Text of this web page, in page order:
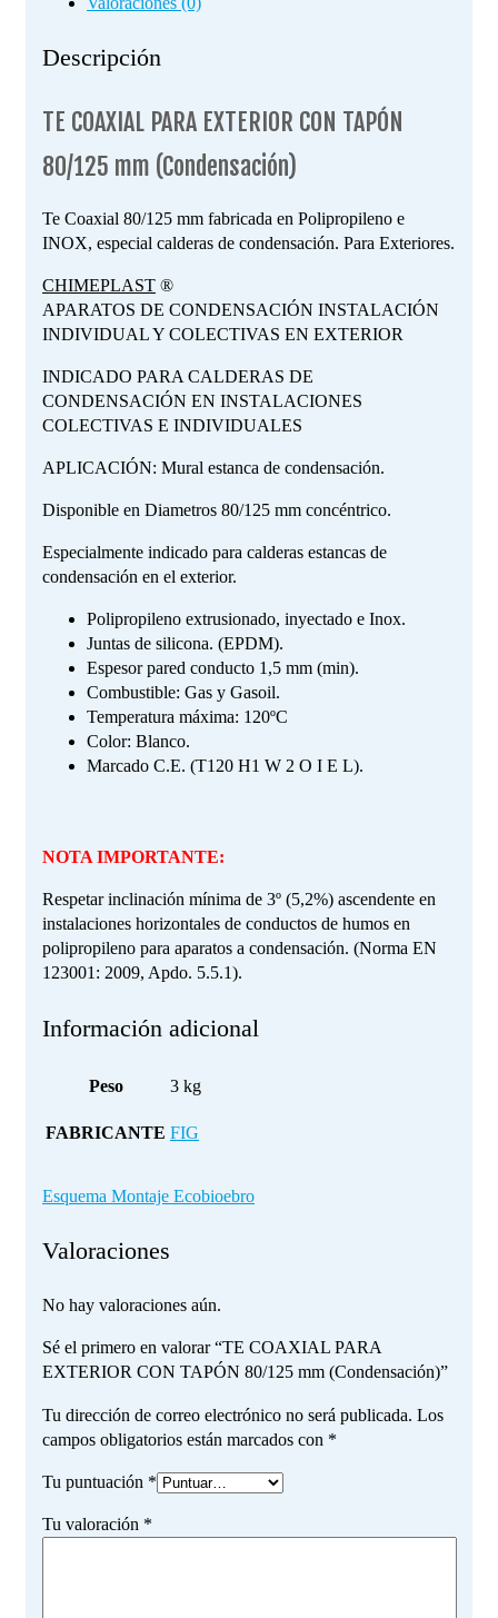
Descripción
TE COAXIAL PARA EXTERIOR CON TAPÓN
80/125 mm (Condensación)
Te Coaxial 80/125 mm fabricada en Polipropileno e
INOX, especial calderas de condensación. Para Exteriores.
CHIMEPLAST ®
APARATOS DE CONDENSACIÓN INSTALACIÓN
INDIVIDUAL Y COLECTIVAS EN EXTERIOR
INDICADO PARA CALDERAS DE
CONDENSACIÓN EN INSTALACIONES
COLECTIVAS E INDIVIDUALES
APLICACIÓN: Mural estanca de condensación.
Disponible en Diametros 80/125 mm concéntrico.
Especialmente indicado para calderas estancas de
condensación en el exterior.
Polipropileno extrusionado, inyectado e Inox.
Juntas de silicona. (EPDM).
Espesor pared conducto 1,5 mm (min).
Combustible: Gas y Gasoil.
Temperatura máxima: 120ºC
Color: Blanco.
Marcado C.E. (T120 H1 W 2 O I E L).
NOTA IMPORTANTE:
Respetar inclinación mínima de 3º (5,2%) ascendente en
instalaciones horizontales de conductos de humos en
polipropileno para aparatos a condensación. (Norma EN
123001: 2009, Apdo. 5.5.1).
Información adicional
Peso 3 kg
FABRICANTE FIG
Esquema Montaje Ecobioebro
Valoraciones
No hay valoraciones aún.
Sé el primero en valorar “TE COAXIAL PARA
EXTERIOR CON TAPÓN 80/125 mm (Condensación)”
Tu dirección de correo electrónico no será publicada. Los
campos obligatorios están marcados con *
Tu puntuación *
Tu valoración *